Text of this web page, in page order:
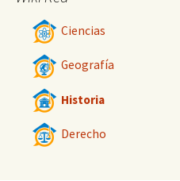
Ciencias
Geografía
Historia
Derecho